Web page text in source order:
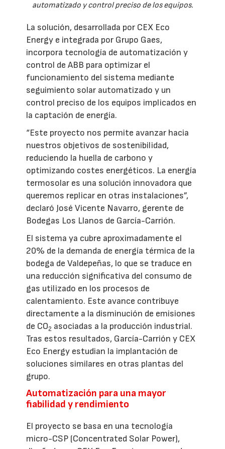
automatizado y control preciso de los equipos.
La solución, desarrollada por CEX Eco
Energy e integrada por Grupo Gaes,
incorpora tecnología de automatización y
control de ABB para optimizar el
funcionamiento del sistema mediante
seguimiento solar automatizado y un
control preciso de los equipos implicados en
la captación de energía.
“Este proyecto nos permite avanzar hacia
nuestros objetivos de sostenibilidad,
reduciendo la huella de carbono y
optimizando costes energéticos. La energía
termosolar es una solución innovadora que
queremos replicar en otras instalaciones”,
declaró José Vicente Navarro, gerente de
Bodegas Los Llanos de García-Carrión.
El sistema ya cubre aproximadamente el
20% de la demanda de energía térmica de la
bodega de Valdepeñas, lo que se traduce en
una reducción significativa del consumo de
gas utilizado en los procesos de
calentamiento. Este avance contribuye
directamente a la disminución de emisiones
de CO2 asociadas a la producción industrial.
Tras estos resultados, García-Carrión y CEX
Eco Energy estudian la implantación de
soluciones similares en otras plantas del
grupo.
Automatización para una mayor
fiabilidad y rendimiento
El proyecto se basa en una tecnología
micro-CSP (Concentrated Solar Power),